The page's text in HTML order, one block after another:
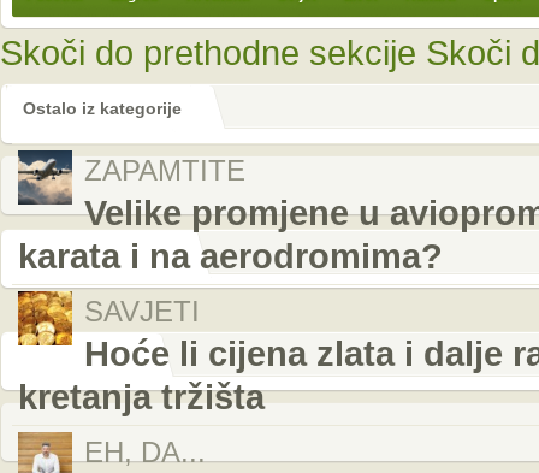
Skoči do prethodne sekcije Skoči
Ostalo iz kategorije
ZAPAMTITE
Velike promjene u
karata i na aerodromima?
SAVJETI
Hoće li cijena zlata i dalje
kretanja tržišta
EH, DA...